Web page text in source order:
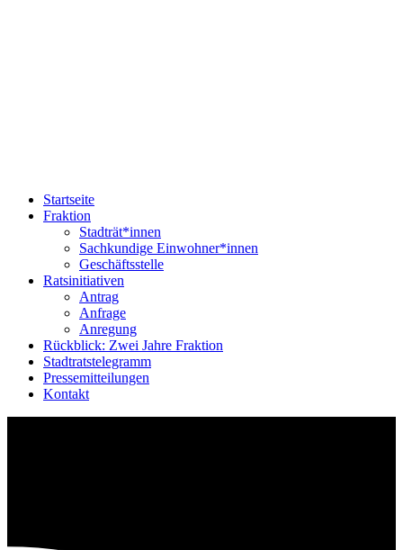
Startseite
Fraktion
Stadträt*innen
Sachkundige Einwohner*innen
Geschäftsstelle
Ratsinitiativen
Antrag
Anfrage
Anregung
Rückblick: Zwei Jahre Fraktion
Stadtratstelegramm
Pressemitteilungen
Kontakt